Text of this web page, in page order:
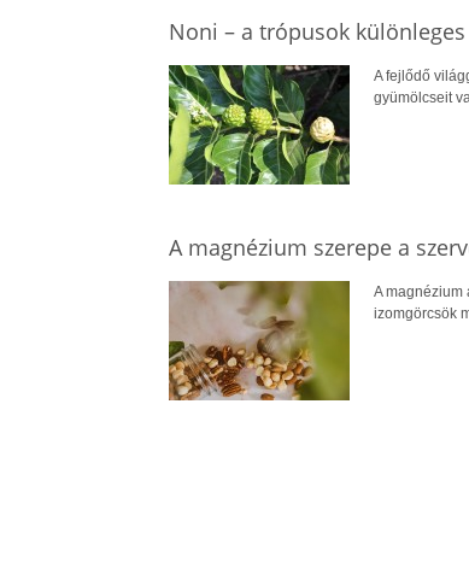
Noni – a trópusok
A fejlődő
gyümölcseit
A magnézium szerepe a
A magnézium
izomgörcsök